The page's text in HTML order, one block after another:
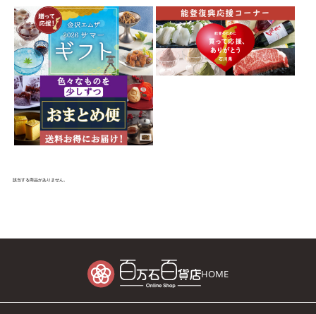
該当する商品がありません。
HOME